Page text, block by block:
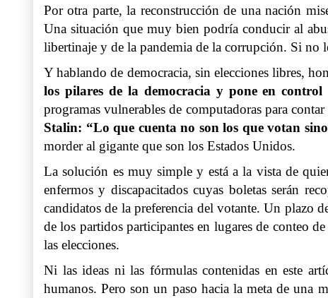
Por otra parte, la reconstrucción de una nación
Una situación que muy bien podría conducir al
libertinaje y de la pandemia de la corrupción. Si no
Y hablando de democracia, sin elecciones libres,
los pilares de la democracia y pone en
programas vulnerables de computadoras para
Stalin: “Lo que cuenta no son los que votan
morder al gigante que son los Estados Unidos.
La solución es muy simple y está a la vista de
enfermos y discapacitados cuyas boletas serán
candidatos de la preferencia del votante. Un plazo
de los partidos participantes en lugares de conteo
las elecciones.
Ni las ideas ni las fórmulas contenidas en este
humanos. Pero son un paso hacia la meta de una